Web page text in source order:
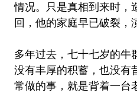
情况。只是真相到来时，
回，他的家庭早已破裂，
多年过去，七十七岁的牛
没有丰厚的积蓄，也没有
常做的事，就是背着一台